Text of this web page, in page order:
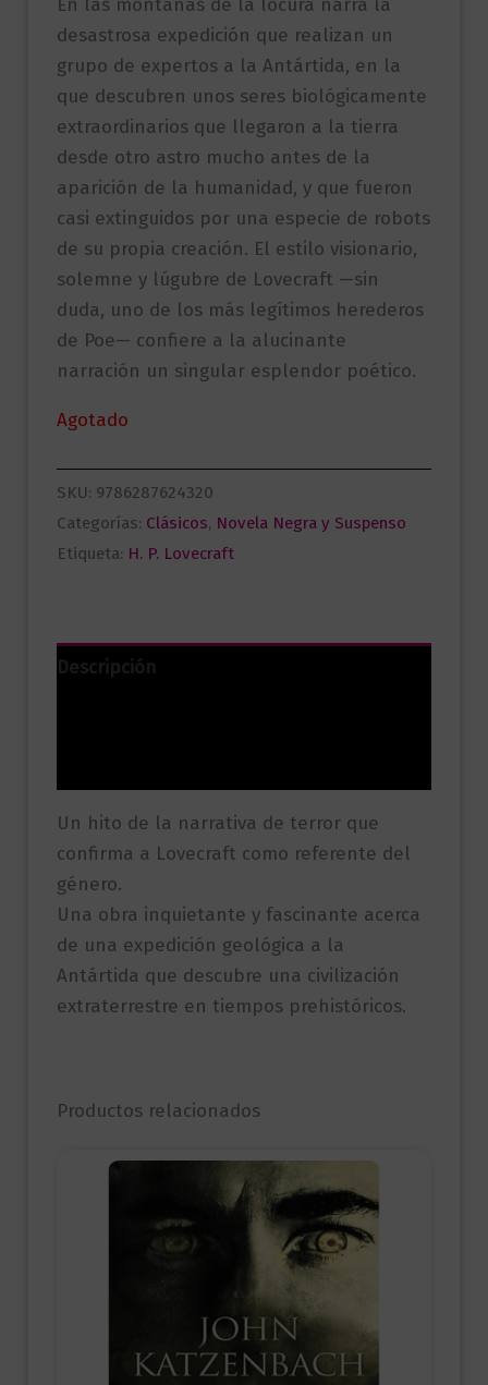
En las montañas de la locura narra la
desastrosa expedición que realizan un
grupo de expertos a la Antártida, en la
que descubren unos seres biológicamente
extraordinarios que llegaron a la tierra
desde otro astro mucho antes de la
aparición de la humanidad, y que fueron
casi extinguidos por una especie de robots
de su propia creación. El estilo visionario,
solemne y lúgubre de Lovecraft —sin
duda, uno de los más legítimos herederos
de Poe— confiere a la alucinante
narración un singular esplendor poético.
Agotado
SKU: 9786287624320
Categorías: Clásicos, Novela Negra y Suspenso
Etiqueta: H. P. Lovecraft
Descripción
Un hito de la narrativa de terror que
confirma a Lovecraft como referente del
género.
Una obra inquietante y fascinante acerca
de una expedición geológica a la
Antártida que descubre una civilización
extraterrestre en tiempos prehistóricos.
Productos relacionados